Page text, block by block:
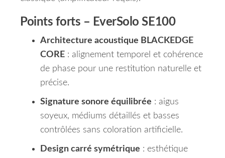
Points forts – EverSolo SE100
Architecture acoustique BLACKEDGE
CORE : alignement temporel et cohérence
de phase pour une restitution naturelle et
précise.
Signature sonore équilibrée : aigus
soyeux, médiums détaillés et basses
contrôlées sans coloration artificielle.
Design carré symétrique : esthétique